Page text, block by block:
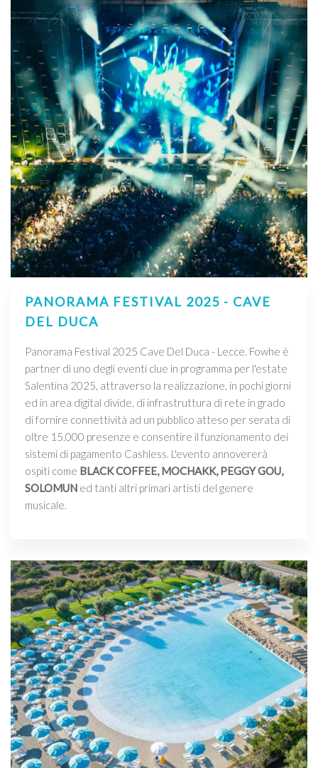
PANORAMA FESTIVAL 2025 - CAVE
DEL DUCA
Panorama Festival 2025 Cave Del Duca - Lecce. Fowhe è
partner di uno degli eventi clue in programma per l'estate
Salentina 2025, attraverso la realizzazione, in pochi giorni
ed in area digital divide, di infrastruttura di rete in grado
di fornire connettività ad un pubblico atteso per serata di
oltre 15.000 presenze e consentire il funzionamento dei
sistemi di pagamento Cashless. L'evento annovererà
ospiti come BLACK COFFEE, MOCHAKK, PEGGY GOU,
SOLOMUN ed tanti altri primari artisti del genere
musicale.